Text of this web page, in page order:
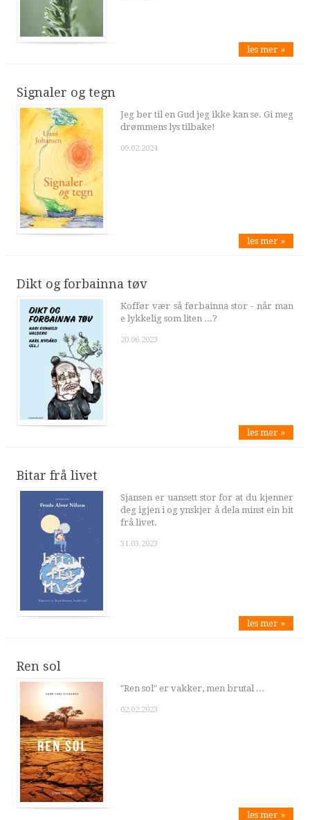
les mer »
Signaler og tegn
Jeg ber til en Gud jeg ikke kan se. Gi meg
drømmens lys tilbake!
09.02.2024
les mer »
Dikt og forbainna tøv
Koffør vær så førbainna stor - når man
e lykkelig som liten ...?
20.06.2023
les mer »
Bitar frå livet
Sjansen er uansett stor for at du kjenner
deg igjen i og ynskjer å dela minst ein bit
frå livet.
31.03.2023
les mer »
Ren sol
"Ren sol" er vakker, men brutal ...
02.02.2023
les mer »